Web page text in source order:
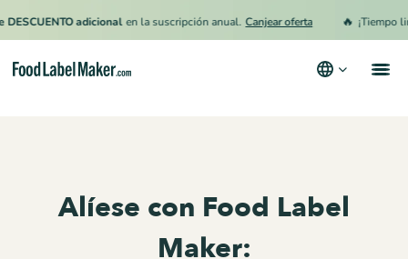
adicional en la suscripción anual. Canjear oferta ¡Tiempo
Alíese con Food Label
Maker:
Precios
Contrata a un Especialista